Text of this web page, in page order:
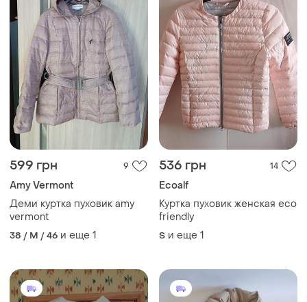
599 грн 9
Amy Vermont
Деми куртка пуховик amy
vermont
38 / M / 46 и еще 1
536 грн 14
Ecoalf
Куртка пуховик женская eco
friendly
S и еще 1